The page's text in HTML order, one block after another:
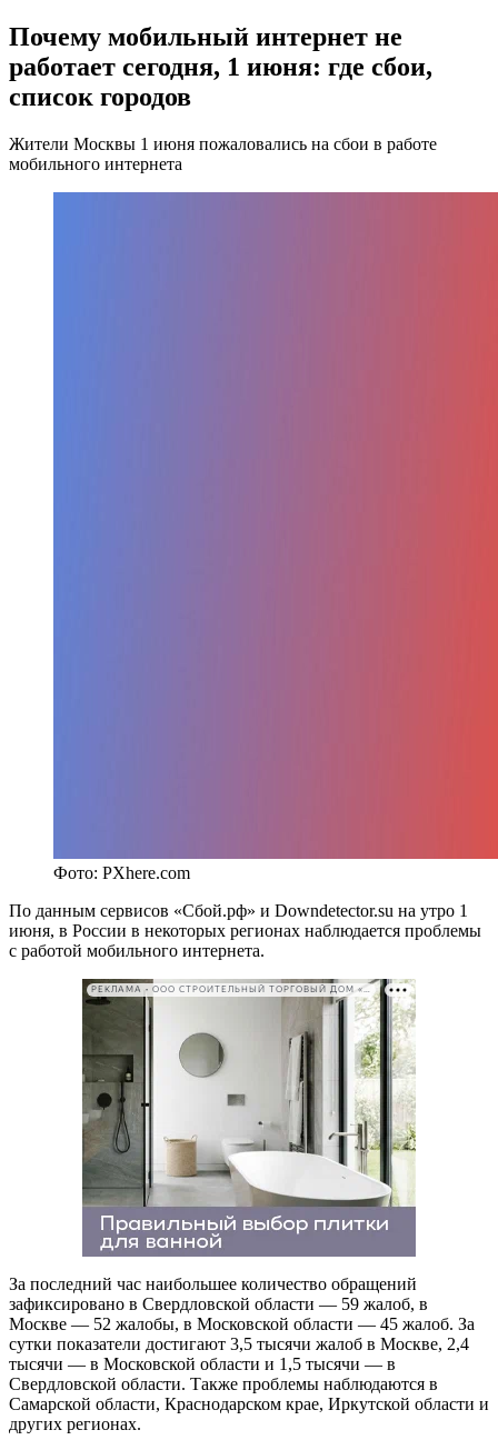
Почему мобильный интернет не
работает сегодня, 1 июня: где сбои,
список городов
Жители Москвы 1 июня пожаловались на сбои в работе
мобильного интернета
Фото: PXhere.com
По данным сервисов «Сбой.рф» и Downdetector.su на утро 1
июня, в России в некоторых регионах наблюдается проблемы
с работой мобильного интернета.
РЕКЛАМА • ООО СТРОИТЕЛЬНЫЙ ТОРГОВЫЙ ДОМ «ПЕТРОВИЧ». ИНН: 7802348846
За последний час наибольшее количество обращений
зафиксировано в Свердловской области — 59 жалоб, в
Москве — 52 жалобы, в Московской области — 45 жалоб. За
сутки показатели достигают 3,5 тысячи жалоб в Москве, 2,4
тысячи — в Московской области и 1,5 тысячи — в
Свердловской области. Также проблемы наблюдаются в
Самарской области, Краснодарском крае, Иркутской области и
других регионах.